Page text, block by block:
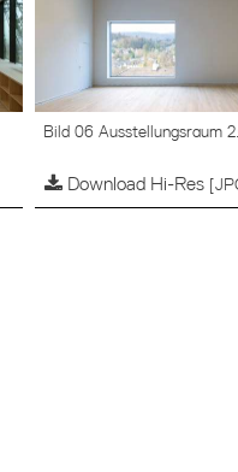
Bild 06 Ausstellungsraum
Download Hi-Res